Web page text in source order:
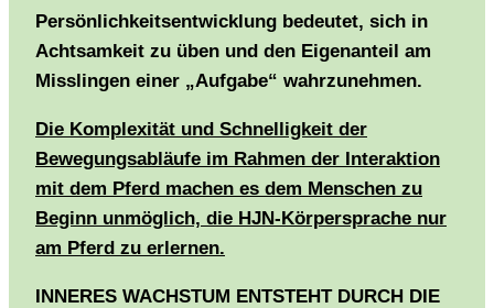
Persönlichkeitsentwicklung bedeutet, sich in
Achtsamkeit zu üben und den Eigenanteil am
Misslingen einer „Aufgabe“ wahrzunehmen.
Die Komplexität und Schnelligkeit der
Bewegungsabläufe im Rahmen der Interaktion
mit dem Pferd machen es dem Menschen zu
Beginn unmöglich, die HJN-Körpersprache nur
am Pferd zu erlernen.
INNERES WACHSTUM ENTSTEHT DURCH DIE